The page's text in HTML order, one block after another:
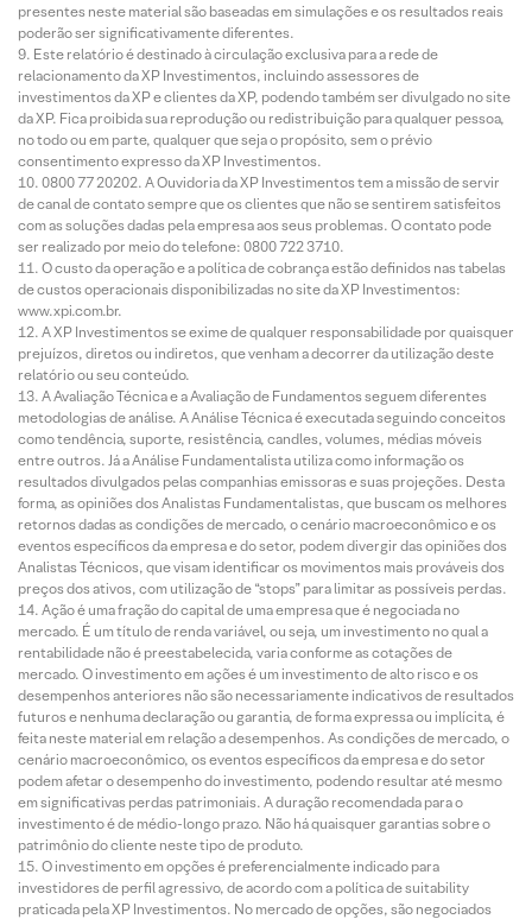
presentes neste material são baseadas em simulações e os resultados reais
poderão ser significativamente diferentes.
Este relatório é destinado à circulação exclusiva para a rede de
relacionamento da XP Investimentos, incluindo assessores de
investimentos da XP e clientes da XP, podendo também ser divulgado no site
da XP. Fica proibida sua reprodução ou redistribuição para qualquer pessoa,
no todo ou em parte, qualquer que seja o propósito, sem o prévio
consentimento expresso da XP Investimentos.
0800 77 20202. A Ouvidoria da XP Investimentos tem a missão de servir
de canal de contato sempre que os clientes que não se sentirem satisfeitos
com as soluções dadas pela empresa aos seus problemas. O contato pode
ser realizado por meio do telefone: 0800 722 3710.
O custo da operação e a política de cobrança estão definidos nas tabelas
de custos operacionais disponibilizadas no site da XP Investimentos:
www.xpi.com.br.
A XP Investimentos se exime de qualquer responsabilidade por quaisquer
prejuízos, diretos ou indiretos, que venham a decorrer da utilização deste
relatório ou seu conteúdo.
A Avaliação Técnica e a Avaliação de Fundamentos seguem diferentes
metodologias de análise. A Análise Técnica é executada seguindo conceitos
como tendência, suporte, resistência, candles, volumes, médias móveis
entre outros. Já a Análise Fundamentalista utiliza como informação os
resultados divulgados pelas companhias emissoras e suas projeções. Desta
forma, as opiniões dos Analistas Fundamentalistas, que buscam os melhores
retornos dadas as condições de mercado, o cenário macroeconômico e os
eventos específicos da empresa e do setor, podem divergir das opiniões dos
Analistas Técnicos, que visam identificar os movimentos mais prováveis dos
preços dos ativos, com utilização de “stops” para limitar as possíveis perdas.
Ação é uma fração do capital de uma empresa que é negociada no
mercado. É um título de renda variável, ou seja, um investimento no qual a
rentabilidade não é preestabelecida, varia conforme as cotações de
mercado. O investimento em ações é um investimento de alto risco e os
desempenhos anteriores não são necessariamente indicativos de resultados
futuros e nenhuma declaração ou garantia, de forma expressa ou implícita, é
feita neste material em relação a desempenhos. As condições de mercado, o
cenário macroeconômico, os eventos específicos da empresa e do setor
podem afetar o desempenho do investimento, podendo resultar até mesmo
em significativas perdas patrimoniais. A duração recomendada para o
investimento é de médio-longo prazo. Não há quaisquer garantias sobre o
patrimônio do cliente neste tipo de produto.
O investimento em opções é preferencialmente indicado para
investidores de perfil agressivo, de acordo com a política de suitability
praticada pela XP Investimentos. No mercado de opções, são negociados